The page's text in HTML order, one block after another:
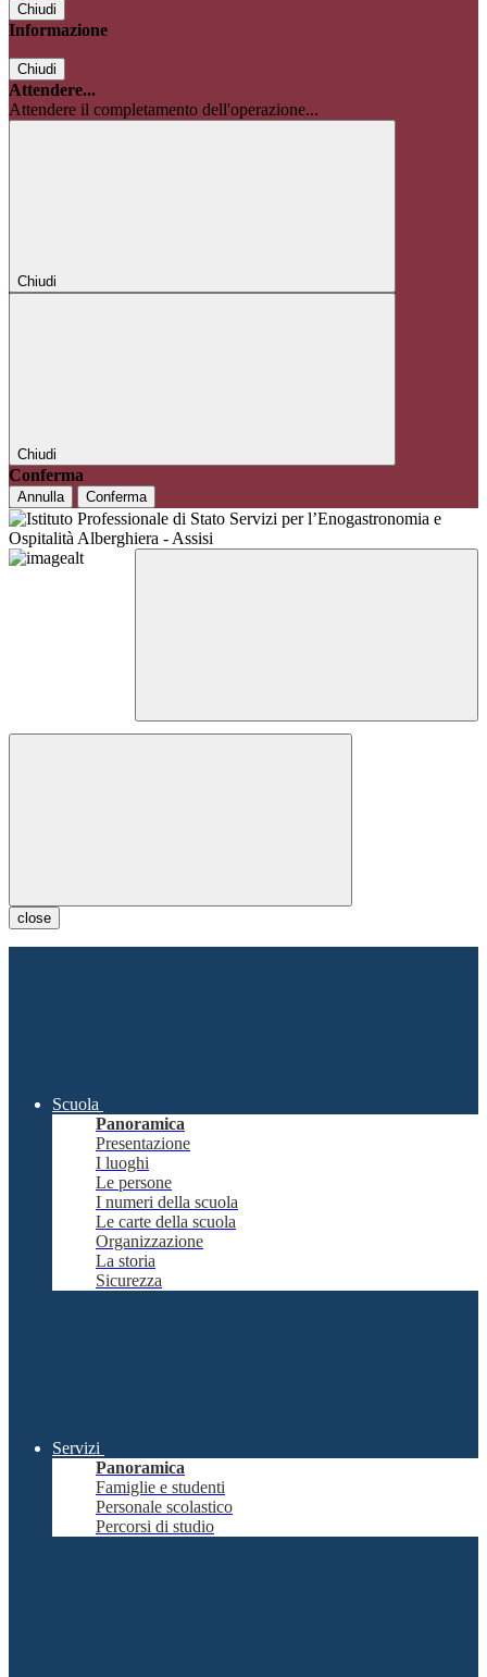
Chiudi
Informazione
Chiudi
Attendere...
Attendere il completamento dell'operazione...
Chiudi
Chiudi
Conferma
Annulla Conferma
close
Scuola
Panoramica
Presentazione
I luoghi
Le persone
I numeri della scuola
Le carte della scuola
Organizzazione
La storia
Sicurezza
Servizi
Panoramica
Famiglie e studenti
Personale scolastico
Percorsi di studio